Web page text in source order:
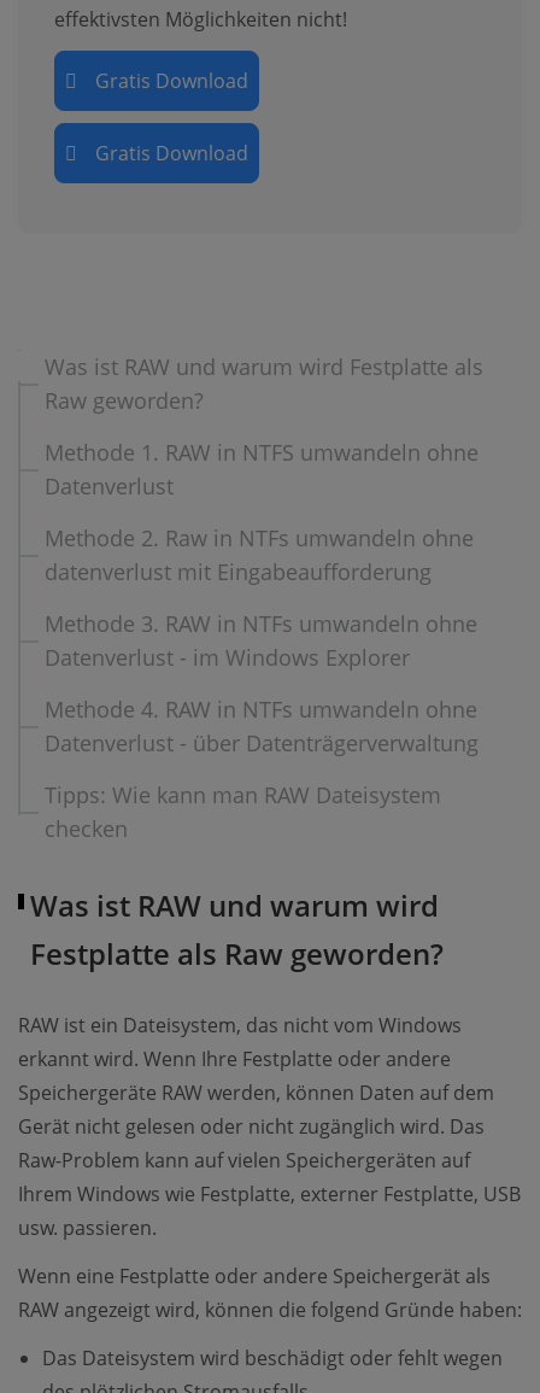
effektivsten Möglichkeiten nicht!
Gratis Download
Gratis Download
Was ist RAW und warum wird Festplatte als
Raw geworden?
Methode 1. RAW in NTFS umwandeln ohne
Datenverlust
Methode 2. Raw in NTFs umwandeln ohne
datenverlust mit Eingabeaufforderung
Methode 3. RAW in NTFs umwandeln ohne
Datenverlust - im Windows Explorer
Methode 4. RAW in NTFs umwandeln ohne
Datenverlust - über Datenträgerverwaltung
Tipps: Wie kann man RAW Dateisystem
checken
Was ist RAW und warum wird
Festplatte als Raw geworden?
RAW ist ein Dateisystem, das nicht vom Windows
erkannt wird. Wenn Ihre Festplatte oder andere
Speichergeräte RAW werden, können Daten auf dem
Gerät nicht gelesen oder nicht zugänglich wird. Das
Raw-Problem kann auf vielen Speichergeräten auf
Ihrem Windows wie Festplatte, externer Festplatte, USB
usw. passieren.
Wenn eine Festplatte oder andere Speichergerät als
RAW angezeigt wird, können die folgend Gründe haben:
Das Dateisystem wird beschädigt oder fehlt wegen